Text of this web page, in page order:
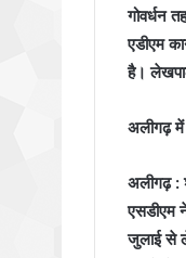
गोवर्धन
एडीएम
है।
अलीगढ़ में
अलीगढ़ :
एसडीएम
जुलाई से